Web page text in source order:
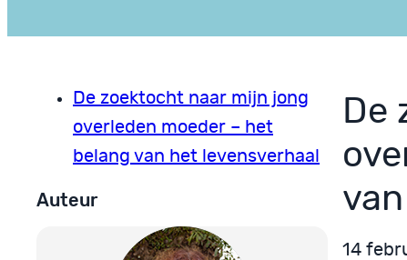
De zoektocht naar mijn jong
overleden moeder – het
belang van het levensverhaal
Auteur
De
14